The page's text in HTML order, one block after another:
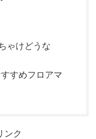
ゃけどうな
すめフロアマ
ンク